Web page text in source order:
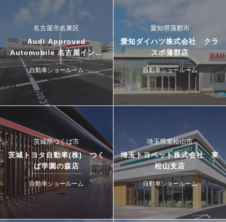
名古屋市名東区
Audi Approved
Automobile 名古屋インタ
ー・ドゥカティ名古屋イース
ト
自動車ショールーム
愛知県蒲郡市
愛知ダイハツ株式会社 クラ
スポ蒲郡店
自動車ショールーム
茨城県つくば市
茨城トヨタ自動車(株) つく
ば学園の森店
自動車ショールーム
埼玉県東松山市
埼玉トヨペット株式会社 東
松山支店
自動車ショールーム